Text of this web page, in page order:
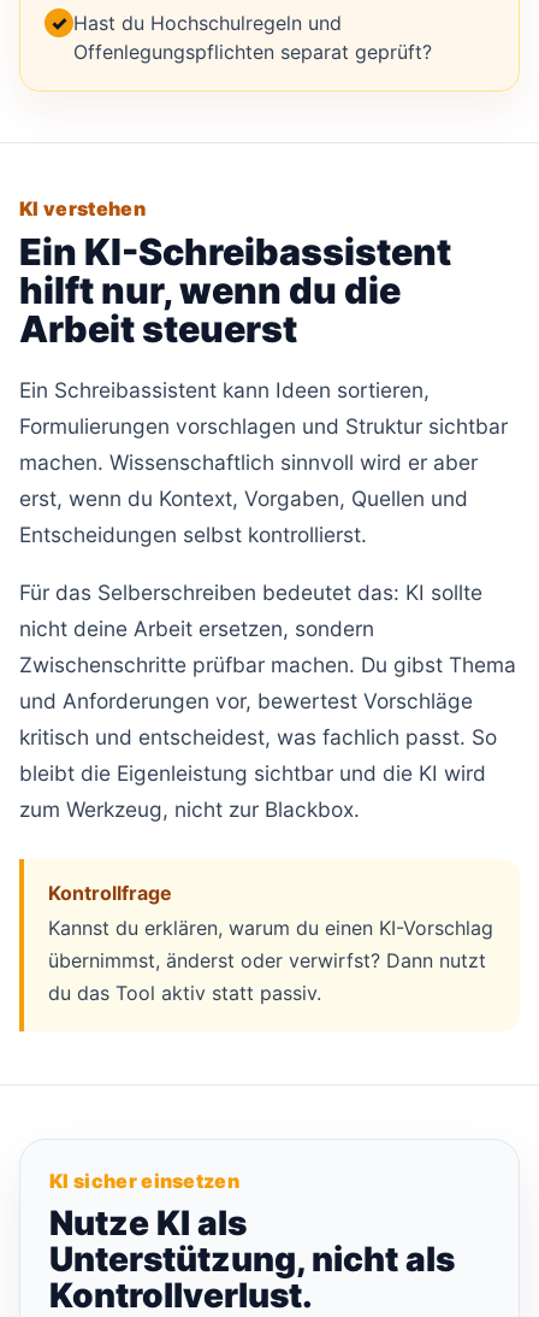
✓ Hast du Hochschulregeln und
Offenlegungspflichten separat geprüft?
KI verstehen
Ein KI-Schreibassistent
hilft nur, wenn du die
Arbeit steuerst
Ein Schreibassistent kann Ideen sortieren,
Formulierungen vorschlagen und Struktur sichtbar
machen. Wissenschaftlich sinnvoll wird er aber
erst, wenn du Kontext, Vorgaben, Quellen und
Entscheidungen selbst kontrollierst.
Für das Selberschreiben bedeutet das: KI sollte
nicht deine Arbeit ersetzen, sondern
Zwischenschritte prüfbar machen. Du gibst Thema
und Anforderungen vor, bewertest Vorschläge
kritisch und entscheidest, was fachlich passt. So
bleibt die Eigenleistung sichtbar und die KI wird
zum Werkzeug, nicht zur Blackbox.
Kontrollfrage
Kannst du erklären, warum du einen KI-Vorschlag
übernimmst, änderst oder verwirfst? Dann nutzt
du das Tool aktiv statt passiv.
KI sicher einsetzen
Nutze KI als
Unterstützung, nicht als
Kontrollverlust.